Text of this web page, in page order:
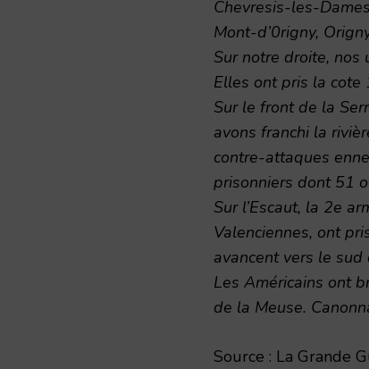
Chevresis-les-
Mont-d’0rigny,
Sur notre droite,
Elles ont pris la cote
Sur le front de la
avons franchi la
contre-attaques
prisonniers dont 51
Sur l’Escaut, la 2e
Valenciennes, ont
avancent vers le sud
Les Américains ont
de la Meuse.
Source : La Grande